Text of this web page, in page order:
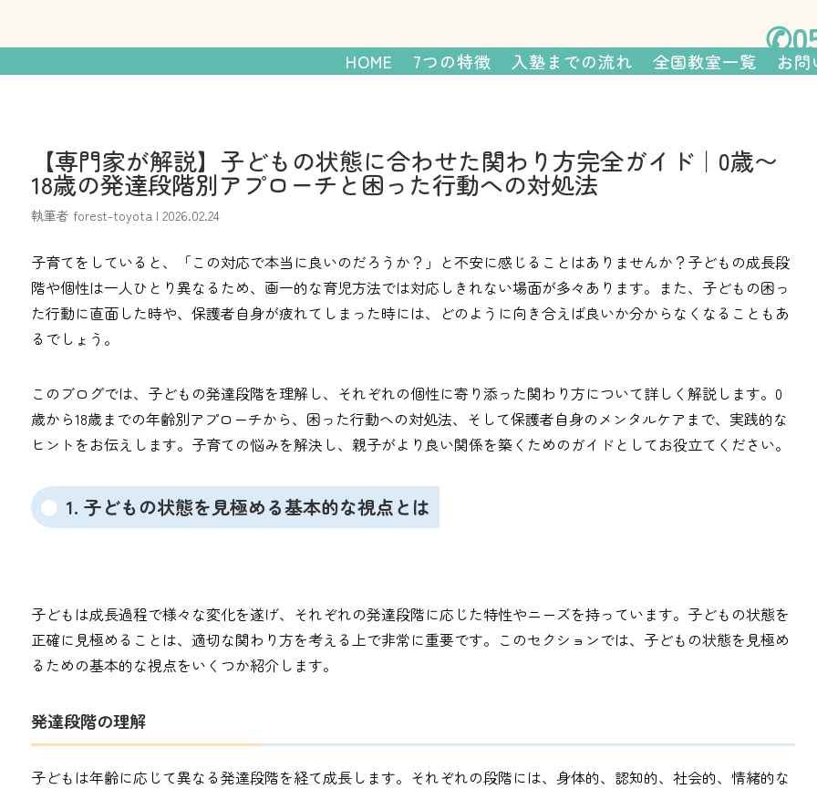
発達障がいのあるお子さまの親が塾長を務める、 個
HOME 7つの特徴 入塾までの流れ 全国教室一覧 お問
【専門家が解説】子どもの状態に合わせた関わり方完全ガイド｜0歳〜
18歳の発達段階別アプローチと困った行動への対処法
執筆者 forest-toyota | 2026.02.24
子育てをしていると、「この対応で本当に良いのだろうか？」と不安に感じることはありませんか？子どもの成長段
階や個性は一人ひとり異なるため、画一的な育児方法では対応しきれない場面が多々あります。また、子どもの困っ
た行動に直面した時や、保護者自身が疲れてしまった時には、どのように向き合えば良いか分からなくなることもあ
るでしょう。
このブログでは、子どもの発達段階を理解し、それぞれの個性に寄り添った関わり方について詳しく解説します。0
歳から18歳までの年齢別アプローチから、困った行動への対処法、そして保護者自身のメンタルケアまで、実践的な
ヒントをお伝えします。子育ての悩みを解決し、親子がより良い関係を築くためのガイドとしてお役立てください。
1. 子どもの状態を見極める基本的な視点とは
子どもは成長過程で様々な変化を遂げ、それぞれの発達段階に応じた特性やニーズを持っています。子どもの状態を
正確に見極めることは、適切な関わり方を考える上で非常に重要です。このセクションでは、子どもの状態を見極め
るための基本的な視点をいくつか紹介します。
発達段階の理解
子どもは年齢に応じて異なる発達段階を経て成長します。それぞれの段階には、身体的、認知的、社会的、情緒的な